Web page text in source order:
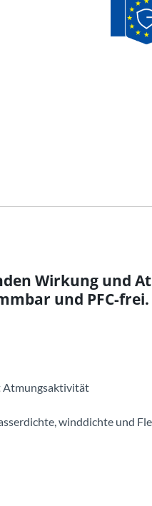
Wirkung und
und PFC-frei.
Atmungsaktivität
winddichte und